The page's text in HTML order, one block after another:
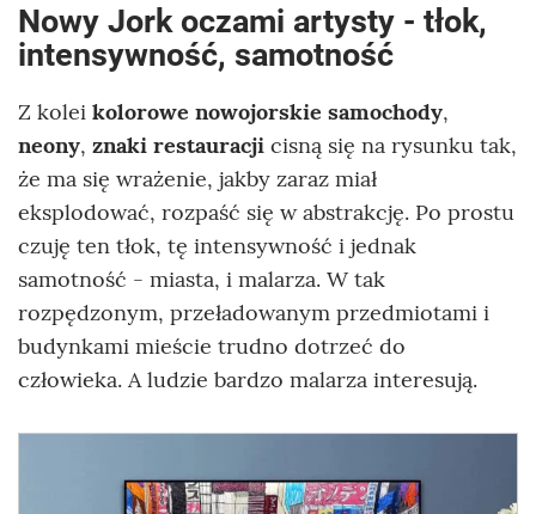
Nowy Jork oczami artysty - tłok,
intensywność, samotność
Z kolei kolorowe nowojorskie samochody,
neony, znaki restauracji cisną się na rysunku tak,
że ma się wrażenie, jakby zaraz miał
eksplodować, rozpaść się w abstrakcję. Po prostu
czuję ten tłok, tę intensywność i jednak
samotność - miasta, i malarza. W tak
rozpędzonym, przeładowanym przedmiotami i
budynkami mieście trudno dotrzeć do
człowieka. A ludzie bardzo malarza interesują.